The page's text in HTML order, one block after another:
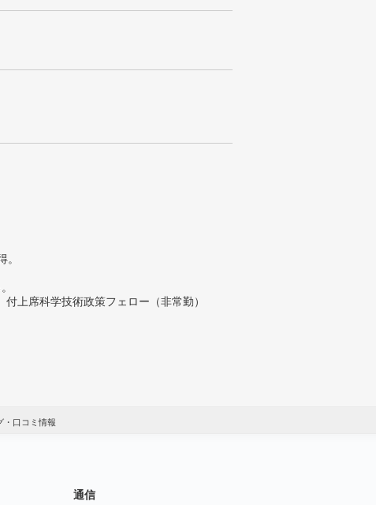
上席科学技術政策フェロー（非常勤）
・口コミ情報
通信